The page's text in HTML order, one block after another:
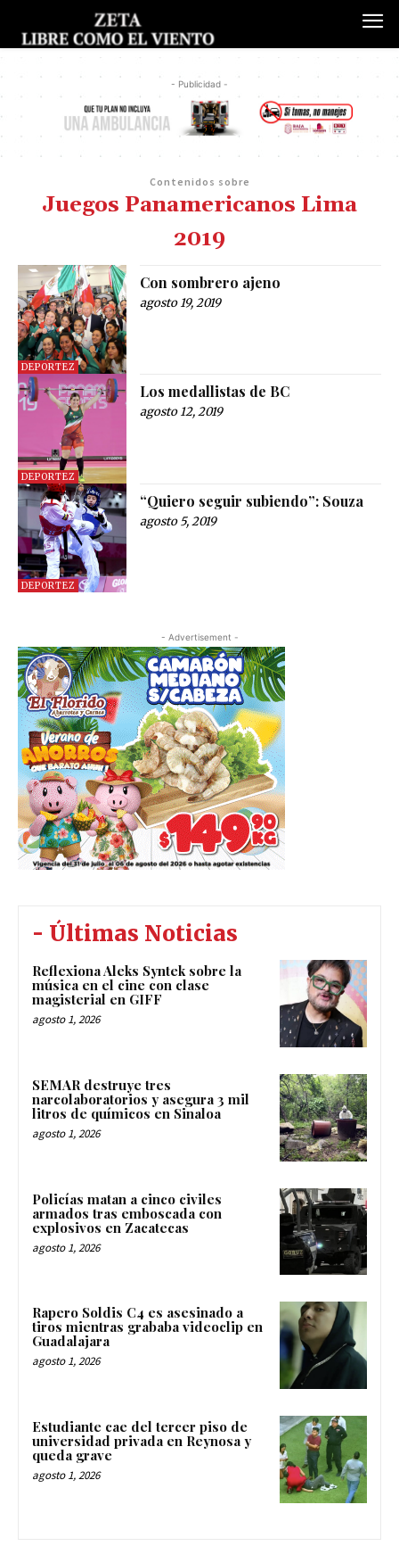
- Publicidad -
Contenidos sobre
Juegos Panamericanos Lima
2019
DEPORTEZ
Con sombrero ajeno
agosto 19, 2019
DEPORTEZ
Los medallistas de BC
agosto 12, 2019
DEPORTEZ
“Quiero seguir subiendo”: Souza
agosto 5, 2019
- Advertisement -
- Últimas Noticias
Reflexiona Aleks Syntek sobre la
música en el cine con clase
magisterial en GIFF
agosto 1, 2026
SEMAR destruye tres
narcolaboratorios y asegura 3 mil
litros de químicos en Sinaloa
agosto 1, 2026
Policías matan a cinco civiles
armados tras emboscada con
explosivos en Zacatecas
agosto 1, 2026
Rapero Soldis C4 es asesinado a
tiros mientras grababa videoclip en
Guadalajara
agosto 1, 2026
Estudiante cae del tercer piso de
universidad privada en Reynosa y
queda grave
agosto 1, 2026